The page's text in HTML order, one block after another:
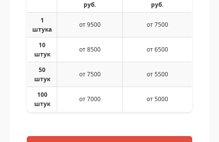
руб.
руб.
1
штука
от 9500 от 7500
10
штук
от 8500 от 6500
50
штук
от 7500 от 5500
100
штук
от 7000 от 5000